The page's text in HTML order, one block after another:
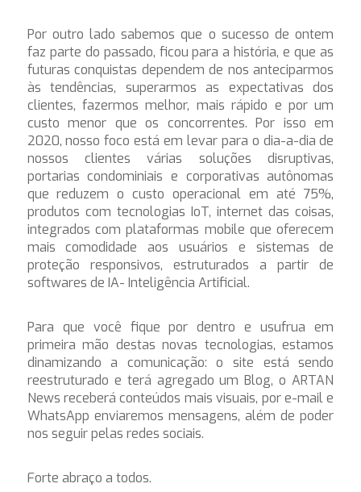
Por outro lado sabemos que o sucesso de ontem
faz parte do passado, ficou para a história, e que as
futuras conquistas dependem de nos anteciparmos
às tendências, superarmos as expectativas dos
clientes, fazermos melhor, mais rápido e por um
custo menor que os concorrentes. Por isso em
2020,nosso foco está em levar para o dia-a-dia de
nossos clientes várias soluções disruptivas,
portarias condominiais e corporativas autônomas
que reduzem o custo operacional em até 75%,
produtos com tecnologias IoT, internet das coisas,
integrados com plataformas mobile que oferecem
mais comodidade aos usuários e sistemas de
proteção responsivos, estruturados a partir de
softwares de IA- Inteligência Artificial.
Para que você fique por dentro e usufrua em
primeira mão destas novas tecnologias, estamos
dinamizando a comunicação: o site está sendo
reestruturado e terá agregado um Blog, o ARTAN
News receberá conteúdos mais visuais, por e-mail e
WhatsApp enviaremos mensagens, além de poder
nos seguir pelas redes sociais.
Forte abraço a todos.